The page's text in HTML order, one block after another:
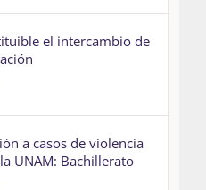
el intercambio de
a casos de violencia
UNAM: Bachillerato